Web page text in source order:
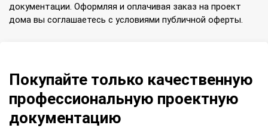
документации. Оформляя и оплачивая заказ на проект
дома вы соглашаетесь с условиями публичной оферты.
Покупайте только качественную
профессиональную проектную
документацию